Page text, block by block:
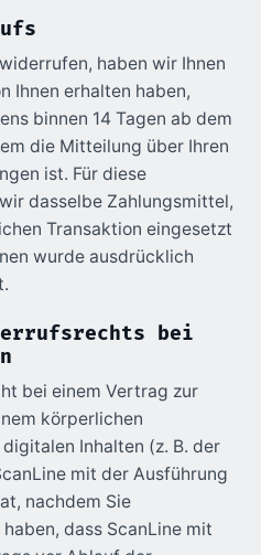
haben wir Ihnen
Ihnen erhalten haben,
binnen 14 Tagen ab dem
die Mitteilung über Ihren
ist. Für diese
dasselbe Zahlungsmittel,
Transaktion eingesetzt
wurde ausdrücklich
bei
bei einem Vertrag zur
körperlichen
Inhalten (z. B. der
mit der Ausführung
nachdem Sie
dass ScanLine mit